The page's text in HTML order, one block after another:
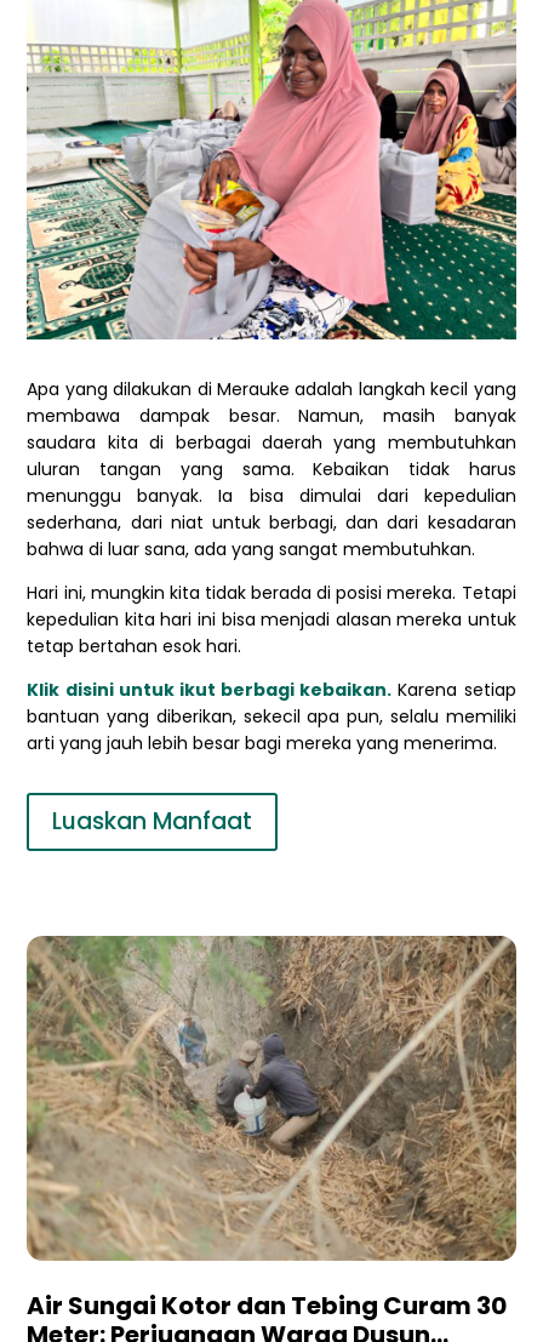
Apa yang dilakukan di Merauke adalah langkah kecil yang
membawa dampak besar. Namun, masih banyak
saudara kita di berbagai daerah yang membutuhkan
uluran tangan yang sama. Kebaikan tidak harus
menunggu banyak. Ia bisa dimulai dari kepedulian
sederhana, dari niat untuk berbagi, dan dari kesadaran
bahwa di luar sana, ada yang sangat membutuhkan.
Hari ini, mungkin kita tidak berada di posisi mereka. Tetapi
kepedulian kita hari ini bisa menjadi alasan mereka untuk
tetap bertahan esok hari.
Klik disini untuk ikut berbagi kebaikan. Karena setiap
bantuan yang diberikan, sekecil apa pun, selalu memiliki
arti yang jauh lebih besar bagi mereka yang menerima.
Luaskan Manfaat
Air Sungai Kotor dan Tebing Curam 30
Meter: Perjuangan Warga Dusun